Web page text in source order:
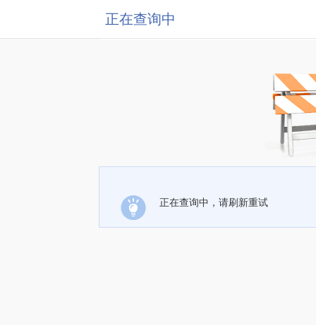
正在查询中
正在查询中，请刷新重试